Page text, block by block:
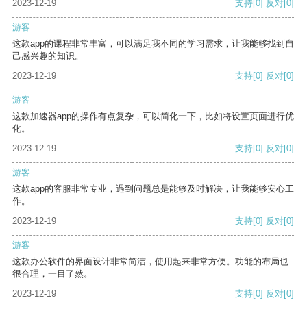
2023-12-19 支持[0] 反对[0]
游客
这款app的课程非常丰富，可以满足我不同的学习需求，让我能够找到自
己感兴趣的知识。
2023-12-19
支持[0] 反对[0]
游客
这款加速器app的操作有点复杂，可以简化一下，比如将设置页面进行优
化。
2023-12-19
支持[0] 反对[0]
游客
这款app的客服非常专业，遇到问题总是能够及时解决，让我能够安心工
作。
2023-12-19
支持[0] 反对[0]
游客
这款办公软件的界面设计非常简洁，使用起来非常方便。功能的布局也
很合理，一目了然。
2023-12-19
支持[0] 反对[0]